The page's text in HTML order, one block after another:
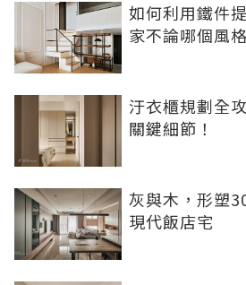
如何利用鐵件
家不論哪個風
汙衣櫃規劃全
關鍵細節！
灰與木，形塑
現代飯店宅